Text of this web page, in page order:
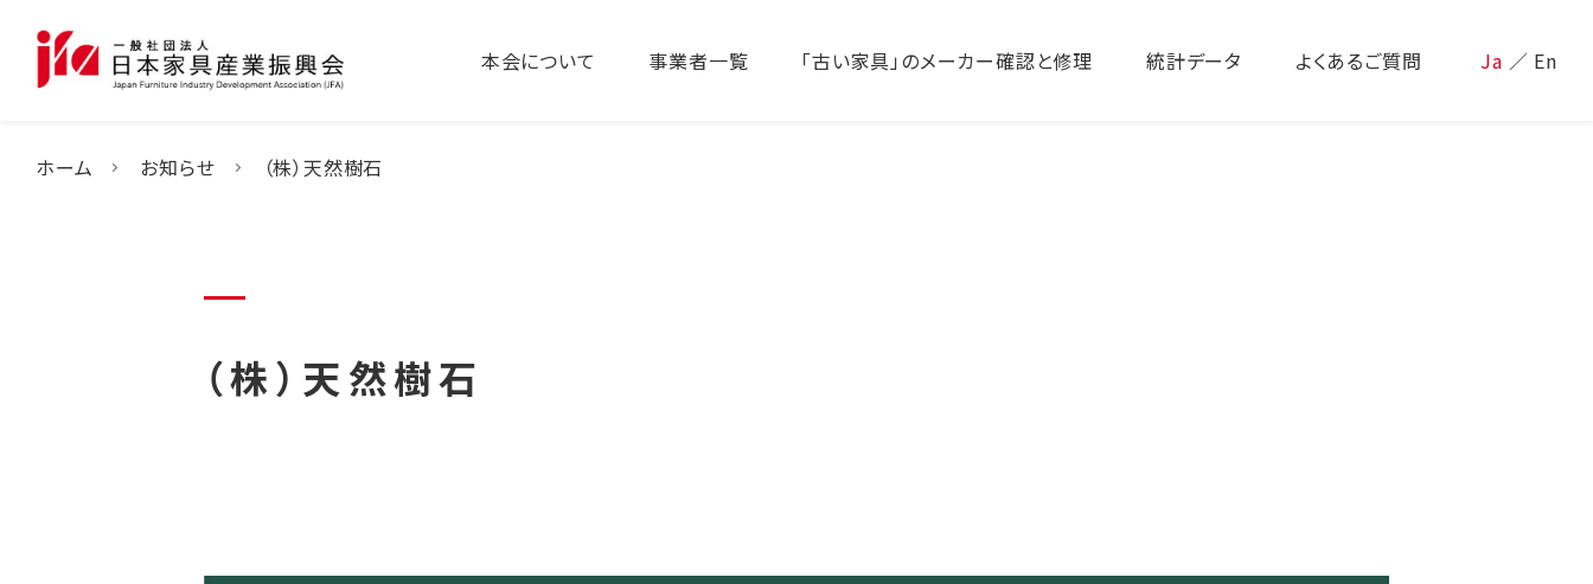
本会について 事業者一覧 「古い家具」のメーカー確認と修理 統計データ よくあるご質問 Ja ／ En
ホーム お知らせ （株）天然樹石
（株）天然樹石